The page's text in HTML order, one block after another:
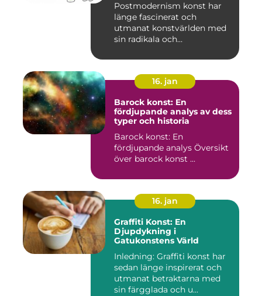
Postmodernism konst har
länge fascinerat och
utmanat konstvärlden med
sin radikala och
16. jan
Barock konst: En
fördjupande analys av dess
typer och historia
Barock konst: En
fördjupande analys Översikt
över barock konst ...
16. jan
Graffiti Konst: En
Djupdykning i
Gatukonstens Värld
Inledning: Graffiti konst har
sedan länge inspirerat och
utmanat betraktarna med
sin färgglada och u...